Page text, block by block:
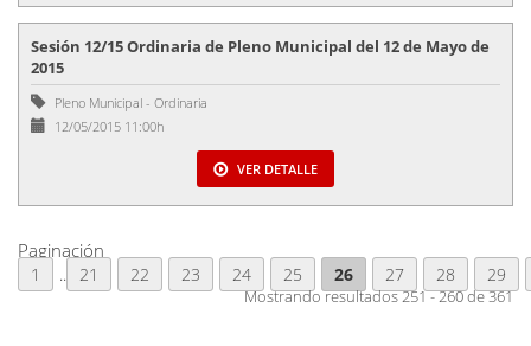
Sesión 12/15 Ordinaria de Pleno Municipal del 12 de Mayo de
2015
Pleno Municipal - Ordinaria
12/05/2015 11:00h
VER DETALLE
Paginación
1 .. 21 22 23 24 25 26 27 28 29
Mostrando resultados 251 - 260 de 361